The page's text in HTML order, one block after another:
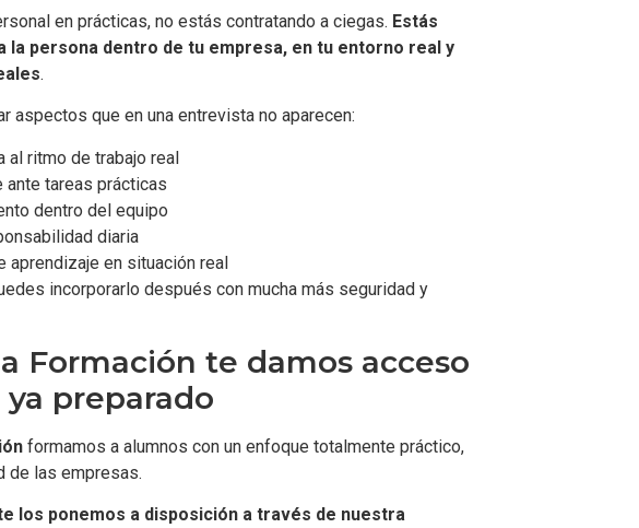
en prácticas, no estás contratando a ciegas. Estás
la persona dentro de tu empresa, en tu entorno real y
.
aspectos que en una entrevista no aparecen:
al ritmo de trabajo real
ante tareas prácticas
dentro del equipo
diaria
aprendizaje en situación real
incorporarlo después con mucha más seguridad y
Formación te damos acceso
preparado
formamos a alumnos con un enfoque totalmente práctico,
de las empresas.
los ponemos a disposición a través de nuestra